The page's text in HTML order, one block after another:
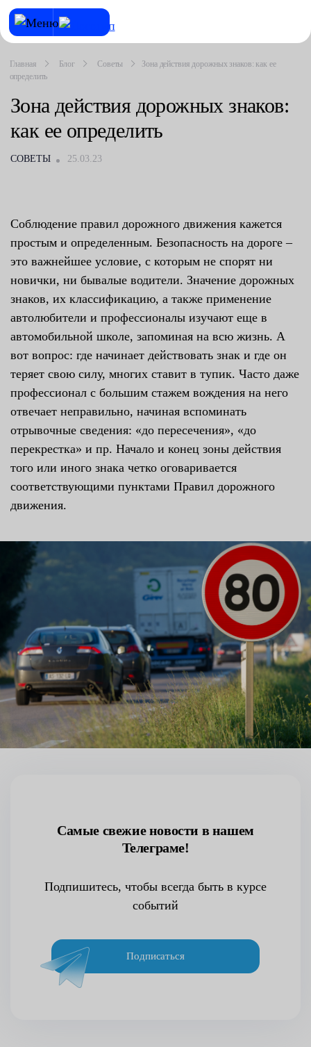
Главная Блог Советы
Зона действия дорожных знаков: как ее
определить
Зона действия дорожных знаков:
как ее определить
СОВЕТЫ 25.03.23
Соблюдение правил дорожного движения кажется
простым и определенным. Безопасность на дороге –
это важнейшее условие, с которым не спорят ни
новички, ни бывалые водители. Значение дорожных
знаков, их классификацию, а также применение
автолюбители и профессионалы изучают еще в
автомобильной школе, запоминая на всю жизнь. А
вот вопрос: где начинает действовать знак и где он
теряет свою силу, многих ставит в тупик. Часто даже
профессионал с большим стажем вождения на него
отвечает неправильно, начиная вспоминать
отрывочные сведения: «до пересечения», «до
перекрестка» и пр. Начало и конец зоны действия
того или иного знака четко оговаривается
соответствующими пунктами Правил дорожного
движения.
Самые свежие новости в нашем
Телеграме!
Подпишитесь, чтобы всегда быть в курсе
событий
Подписаться